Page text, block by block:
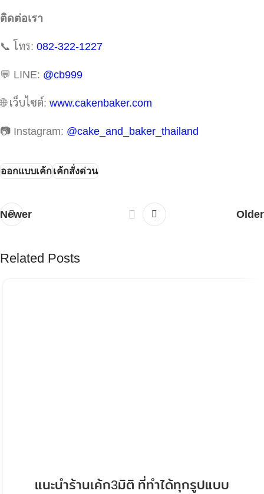
ติดต่อเรา
📞 โทร: 082-322-1227
💬 LINE: @cb999
🌐 เว็บไซต์: www.cakenbaker.com
📷 Instagram: @cake_and_baker_thailand
ออกแบบเค้กเค้กสั่งด่วน
Newer Older
Related Posts
แนะนำร้านเค้ก3มิติ ที่ทำได้ทุกรูปแบบ